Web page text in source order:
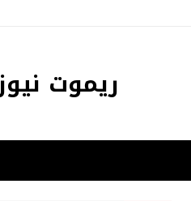
ريموت